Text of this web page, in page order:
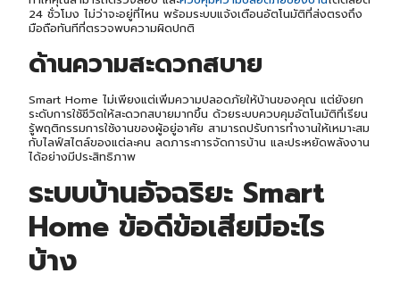
24 ชั่วโมง ไม่ว่าจะอยู่ที่ไหน พร้อมระบบแจ้งเตือนอัตโนมัติที่ส่งตรงถึง
มือถือทันทีที่ตรวจพบความผิดปกติ
ด้านความสะดวกสบาย
Smart Home ไม่เพียงแต่เพิ่มความปลอดภัยให้บ้านของคุณ แต่ยังยก
ระดับการใช้ชีวิตให้สะดวกสบายมากขึ้น ด้วยระบบควบคุมอัตโนมัติที่เรียน
รู้พฤติกรรมการใช้งานของผู้อยู่อาศัย สามารถปรับการทำงานให้เหมาะสม
กับไลฟ์สไตล์ของแต่ละคน ลดภาระการจัดการบ้าน และประหยัดพลังงาน
ได้อย่างมีประสิทธิภาพ
ระบบบ้านอัจฉริยะ Smart
Home ข้อดีข้อเสียมีอะไร
บ้าง